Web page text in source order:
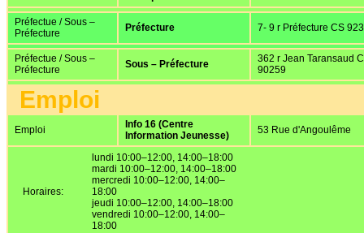
Préfectue / Sous –
Préfecture
Préfecture 7- 9 r Préfecture CS
Préfectue / Sous –
Préfecture
Sous – Préfecture
362 r Jean Taransaud
90259
Emploi
Emploi
Info 16 (Centre
Information Jeunesse)
53 Rue d'Angoulême
Horaires:
lundi 10:00–12:00, 14:00–18:00
mardi 10:00–12:00, 14:00–18:00
mercredi 10:00–12:00, 14:00–
18:00
jeudi 10:00–12:00, 14:00–18:00
vendredi 10:00–12:00, 14:00–
18:00